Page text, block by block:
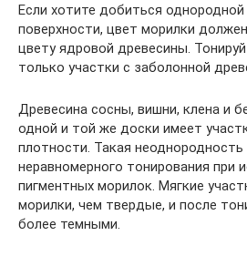
Если хотите добиться однородной
поверхности, цвет морилки
цвету ядровой древесины.
только участки с заболонной
Древесина сосны, вишни, клена и
одной и той же доски имеет
плотности. Такая неоднородность
неравномерного тонирования при
пигментных морилок. Мягкие
морилки, чем твердые, и после
более темными.